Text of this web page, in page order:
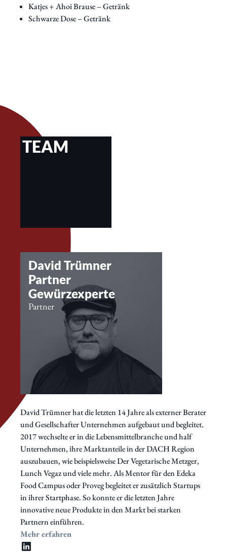
Katjes + Ahoi Brause – Getränk
Schwarze Dose – Getränk
TEAM
David Trümner
Partner
Gewürzexperte
Partner
David Trümner hat die letzten 14 Jahre als externer Berater
und Gesellschafter Unternehmen aufgebaut und begleitet.
2017 wechselte er in die Lebensmittelbranche und half
Unternehmen, ihre Marktanteile in der DACH Region
auszubauen, wie beispielsweise Der Vegetarische Metzger,
Lunch Vegaz und viele mehr. Als Mentor für den Edeka
Food Campus oder Proveg begleitet er zusätzlich Startups
in ihrer Startphase. So konnte er die letzten Jahre
innovative neue Produkte in den Markt bei starken
Partnern einführen.
Mehr erfahren